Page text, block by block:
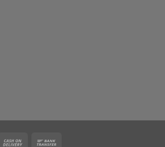
Cash